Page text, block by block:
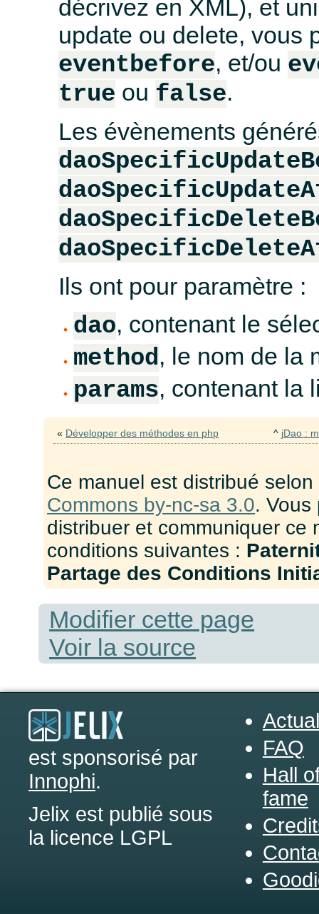
décrivez en XML), et
update ou delete, vous
eventbefore, et/ou
true ou false.
Les évènements
Ils ont pour paramètre :
dao, contenant le
method, le nom de la
params, contenant la
« Développer des méthodes en php ^ jDao :
Ce manuel est distribué
Commons by-nc-sa 3.0. Vous
distribuer et communiquer ce
conditions suivantes :
Partage des Conditions
Modifier cette page
Voir la source
est sponsorisé par
Innophi.
Jelix est publié sous
la licence LGPL
FAQ
Hall
fame